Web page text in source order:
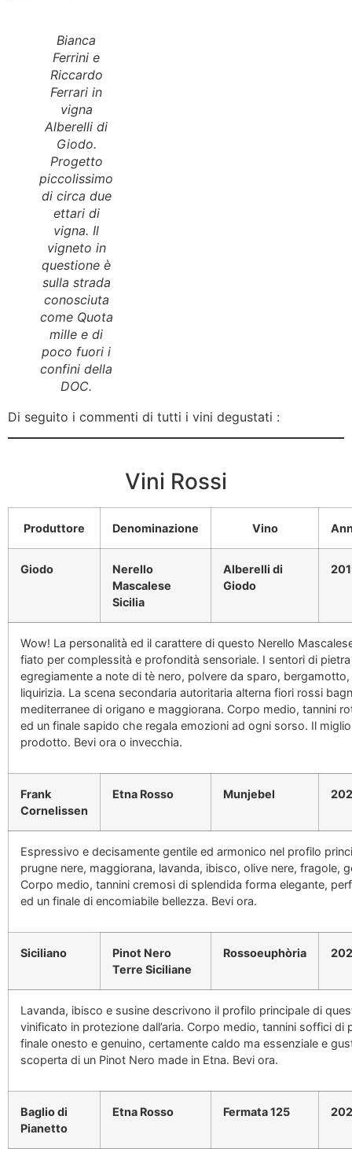
Bianca
Ferrini e
Riccardo
Ferrari in
vigna
Alberelli di
Giodo.
Progetto
piccolissimo
di circa due
ettari di
vigna. Il
vigneto in
questione è
sulla strada
conosciuta
come Quota
mille e di
poco fuori i
confini della
DOC.
Di seguito i commenti di tutti i vini degustati :
Vini Rossi
Produttore Denominazione Vino
Giodo
Nerello
Mascalese
Sicilia
Alberelli di
Giodo
Wow! La personalità ed il carattere di questo Nerello
fiato per complessità e profondità sensoriale. I sentori di
egregiamente a note di tè nero, polvere da sparo,
liquirizia. La scena secondaria autoritaria alterna fiori rossi
mediterranee di origano e maggiorana. Corpo medio, tannini
ed un finale sapido che regala emozioni ad ogni sorso. Il
prodotto. Bevi ora o invecchia.
Frank
Cornelissen
Etna Rosso Munjebel
Espressivo e decisamente gentile ed armonico nel profilo
prugne nere, maggiorana, lavanda, ibisco, olive nere, fragole,
Corpo medio, tannini cremosi di splendida forma elegante,
ed un finale di encomiabile bellezza. Bevi ora.
Siciliano
Pinot Nero
Terre Siciliane
Rossoeuphòria
Lavanda, ibisco e susine descrivono il profilo principale di
vinificato in protezione dall’aria. Corpo medio, tannini soffici di
finale onesto e genuino, certamente caldo ma essenziale e
scoperta di un Pinot Nero made in Etna. Bevi ora.
Baglio di
Pianetto
Etna Rosso Fermata 125